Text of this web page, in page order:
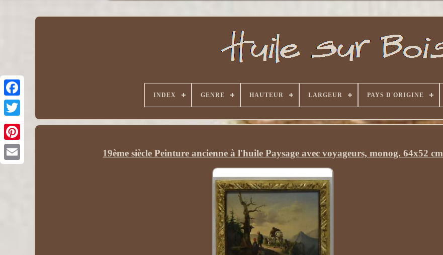
INDEX GENRE HAUTEUR LARGEUR PAYS D'ORIGINE
19ème siècle Peinture ancienne à l'huile Paysage avec voyageurs, monog. 64x52 cm